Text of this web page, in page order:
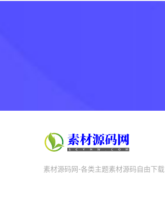
素材源码网-各类主题素材源码自由下载